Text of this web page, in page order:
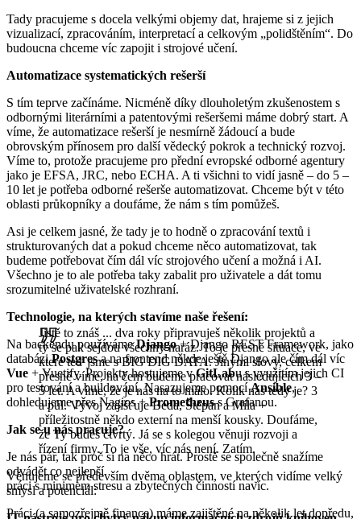
Tady pracujeme s docela velkými objemy dat, hrajeme si z jejich
vizualizací, zpracováním, interpretací a celkovým „polidštěním“. Do
budoucna chceme víc zapojit i strojové učení.
Automatizace systematických rešerší
S tím teprve začínáme. Nicméně díky dlouholetým zkušenostem s
odbornými literárními a patentovými rešeršemi máme dobrý start. A
víme, že automatizace rešerší je nesmírně žádoucí a bude
obrovským přínosem pro další vědecký pokrok a technický rozvoj.
Víme to, protože pracujeme pro přední evropské odborné agentury
jako je EFSA, JRC, nebo ECHA. A ti všichni to vidí jasně – do 5 –
10 let je potřeba odborné rešerše automatizovat. Chceme být v této
oblasti průkopníky a doufáme, že nám s tím pomůžeš.
Asi je celkem jasné, že tady je to hodně o zpracování textů i
strukturovaných dat a pokud chceme něco automatizovat, tak
budeme potřebovat čím dál víc strojového učení a možná i AI.
Všechno je to ale potřeba taky zabalit pro uživatele a dát tomu
srozumitelné uživatelské rozhraní.
Technologie, na kterých stavíme naše řešení:
Na backendu používámeDjango+ Django REST Framework, jako
databáziPostgresa na frontend někde ještě Django ale čím dál víc
Vue + Vuetify. Projekty hostujeme vGitLabu s využitím jejich CI
pro testování a buildování. Nasazujeme pomocíAnsible,
dohledujeme přes Nagios +Prometheuss Grafanou.
Jak se u nás pracuje?
Je nás pár, tak proč si na něco hrát. Prostě se společně snažíme
odvádět co nejlepší
práci s minimem stresu a zbytečných činností navíc.
Práci (a samozřejmě finance) máme zajištěné na několik let dopředu,
Jistě to znáš ... dva roky připravuješ několik projektů a
ty se pak sejdou všechny naráz. To je přesně situace, ve
které teď jsme s BIG DIG DATA. Jinými slovy, celkem
přesně víme, na čem budeme pracovat následujících 3 –
5 let. A víme, že je nás na to málo. Kolik nás tedy je? 3
a půl. Vývoj zajišťuje Béda, Štěpán a Míla +
příležitostně někdo externí na menší kousky. Doufáme,
že Ty budeš čtvrtý. Já se s kolegou věnuji rozvoji a
řízení firmy. To je vše, víc nás není. Zatím.
Věnujeme se především dvěma oblastem, ve kterých vidíme velký
smysl a potenciál: